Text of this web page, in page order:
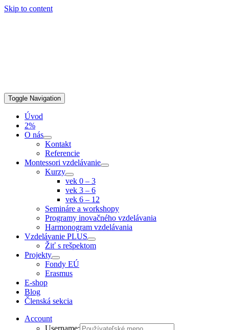
Skip to content
Toggle Navigation
Úvod
2%
O nás
Kontakt
Referencie
Montessori vzdelávanie
Kurzy
vek 0 – 3
vek 3 – 6
vek 6 – 12
Semináre a workshopy
Programy inovačného vzdelávania
Harmonogram vzdelávania
Vzdelávanie PLUS
Žiť s rešpektom
Projekty
Fondy EÚ
Erasmus
E-shop
Blog
Členská sekcia
Account
Username: